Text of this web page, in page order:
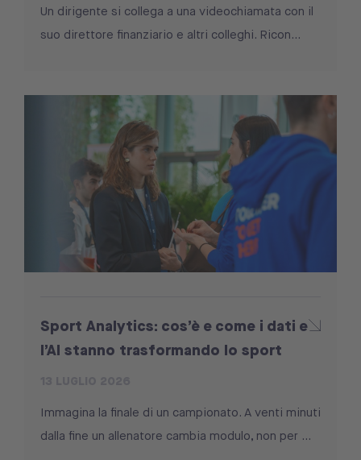
Un dirigente si collega a una videochiamata con il
suo direttore finanziario e altri colleghi. Ricon...
Sport Analytics: cos’è e come i dati e
l’AI stanno trasformando lo sport
Immagina la finale di un campionato. A venti minuti
dalla fine un allenatore cambia modulo, non per ...